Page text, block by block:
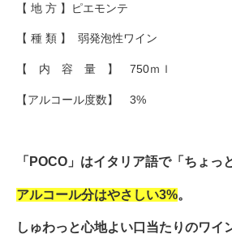
【 地 方 】ピエモンテ
【 種 類 】 弱発泡性ワイン
【 内 容 量 】 750ｍｌ
【アルコール度数】 3%
「POCO」はイタリア語で「ちょっ
アルコール分はやさしい3%。
しゅわっと心地よい口当たりのワイ